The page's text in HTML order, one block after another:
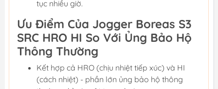
tục nhiều giờ.
Ưu Điểm Của Jogger Boreas S3
SRC HRO HI So Với Ủng Bảo Hộ
Thông Thường
Kết hợp cả HRO (chịu nhiệt tiếp xúc) và HI
(cách nhiệt) - phần lớn ủng bảo hộ thông